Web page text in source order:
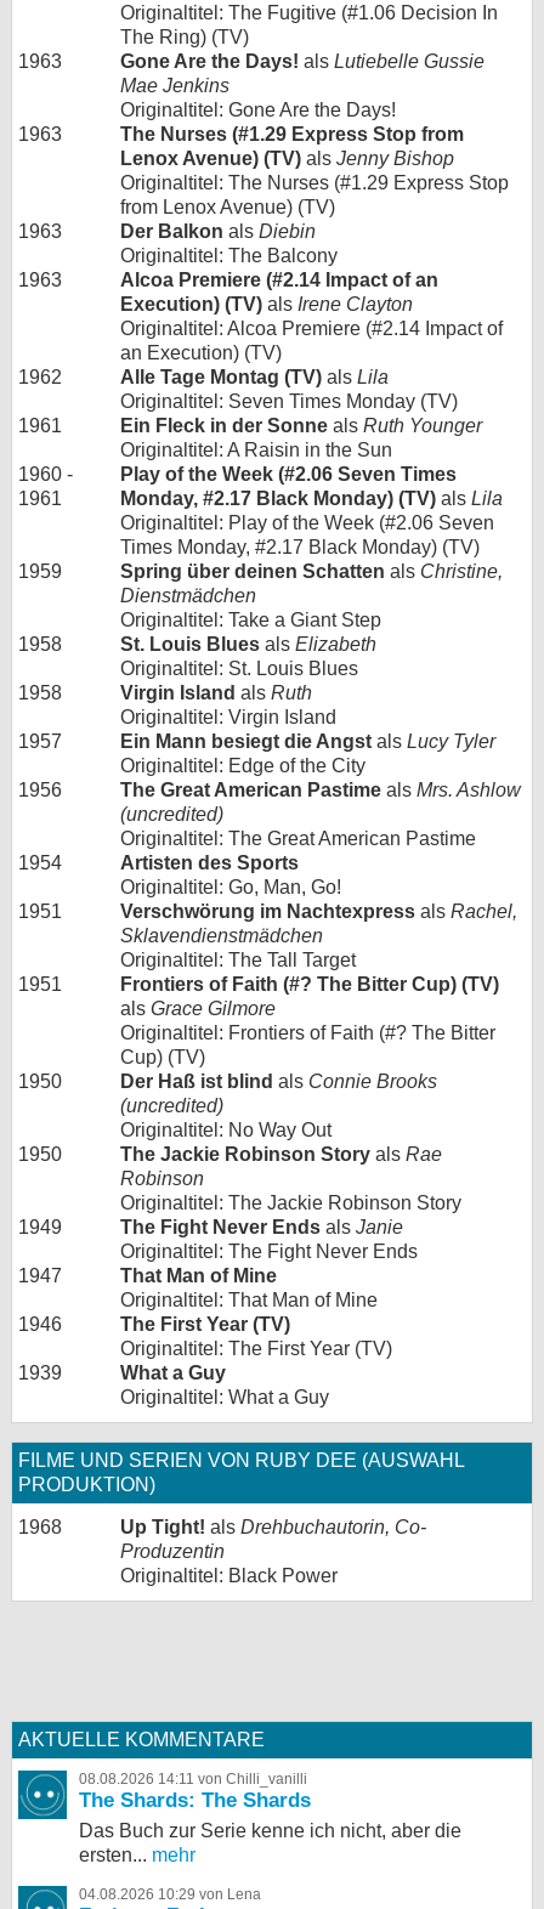
Originaltitel: The Fugitive (#1.06 Decision In
The Ring) (TV)
1963
Gone Are the Days! als Lutiebelle Gussie
Mae Jenkins
Originaltitel: Gone Are the Days!
1963
The Nurses (#1.29 Express Stop from
Lenox Avenue) (TV) als Jenny Bishop
Originaltitel: The Nurses (#1.29 Express Stop
from Lenox Avenue) (TV)
1963
Der Balkon als Diebin
Originaltitel: The Balcony
1963
Alcoa Premiere (#2.14 Impact of an
Execution) (TV) als Irene Clayton
Originaltitel: Alcoa Premiere (#2.14 Impact of
an Execution) (TV)
1962
Alle Tage Montag (TV) als Lila
Originaltitel: Seven Times Monday (TV)
1961
Ein Fleck in der Sonne als Ruth Younger
Originaltitel: A Raisin in the Sun
1960 -
1961
Play of the Week (#2.06 Seven Times
Monday, #2.17 Black Monday) (TV) als Lila
Originaltitel: Play of the Week (#2.06 Seven
Times Monday, #2.17 Black Monday) (TV)
1959
Spring über deinen Schatten als Christine,
Dienstmädchen
Originaltitel: Take a Giant Step
1958
St. Louis Blues als Elizabeth
Originaltitel: St. Louis Blues
1958
Virgin Island als Ruth
Originaltitel: Virgin Island
1957
Ein Mann besiegt die Angst als Lucy Tyler
Originaltitel: Edge of the City
1956
The Great American Pastime als Mrs. Ashlow
(uncredited)
Originaltitel: The Great American Pastime
1954
Artisten des Sports
Originaltitel: Go, Man, Go!
1951
Verschwörung im Nachtexpress als Rachel,
Sklavendienstmädchen
Originaltitel: The Tall Target
1951
Frontiers of Faith (#? The Bitter Cup) (TV)
als Grace Gilmore
Originaltitel: Frontiers of Faith (#? The Bitter
Cup) (TV)
1950
Der Haß ist blind als Connie Brooks
(uncredited)
Originaltitel: No Way Out
1950
The Jackie Robinson Story als Rae
Robinson
Originaltitel: The Jackie Robinson Story
1949
The Fight Never Ends als Janie
Originaltitel: The Fight Never Ends
1947
That Man of Mine
Originaltitel: That Man of Mine
1946
The First Year (TV)
Originaltitel: The First Year (TV)
1939
What a Guy
Originaltitel: What a Guy
FILME UND SERIEN VON RUBY DEE (AUSWAHL
PRODUKTION)
1968 Up Tight! als Drehbuchautorin, Co-
Produzentin
Originaltitel: Black Power
AKTUELLE KOMMENTARE
08.08.2026 14:11 von Chilli_vanilli
The Shards: The Shards
Das Buch zur Serie kenne ich nicht, aber die
ersten... mehr
04.08.2026 10:29 von Lena